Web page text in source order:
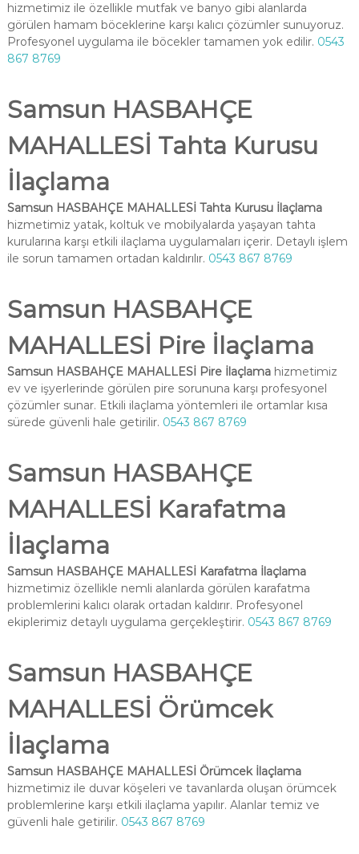
hizmetimiz ile özellikle mutfak ve banyo gibi alanlarda
görülen hamam böceklerine karşı kalıcı çözümler sunuyoruz.
Profesyonel uygulama ile böcekler tamamen yok edilir. 0543
867 8769
Samsun HASBAHÇE
MAHALLESİ Tahta Kurusu
İlaçlama
Samsun HASBAHÇE MAHALLESİ Tahta Kurusu İlaçlama
hizmetimiz yatak, koltuk ve mobilyalarda yaşayan tahta
kurularına karşı etkili ilaçlama uygulamaları içerir. Detaylı işlem
ile sorun tamamen ortadan kaldırılır. 0543 867 8769
Samsun HASBAHÇE
MAHALLESİ Pire İlaçlama
Samsun HASBAHÇE MAHALLESİ Pire İlaçlamahizmetimiz
ev ve işyerlerinde görülen pire sorununa karşı profesyonel
çözümler sunar. Etkili ilaçlama yöntemleri ile ortamlar kısa
sürede güvenli hale getirilir. 0543 867 8769
Samsun HASBAHÇE
MAHALLESİ Karafatma
İlaçlama
Samsun HASBAHÇE MAHALLESİ Karafatma İlaçlama
hizmetimiz özellikle nemli alanlarda görülen karafatma
problemlerini kalıcı olarak ortadan kaldırır. Profesyonel
ekiplerimiz detaylı uygulama gerçekleştirir. 0543 867 8769
Samsun HASBAHÇE
MAHALLESİ Örümcek
İlaçlama
Samsun HASBAHÇE MAHALLESİ Örümcek İlaçlama
hizmetimiz ile duvar köşeleri ve tavanlarda oluşan örümcek
problemlerine karşı etkili ilaçlama yapılır. Alanlar temiz ve
güvenli hale getirilir. 0543 867 8769